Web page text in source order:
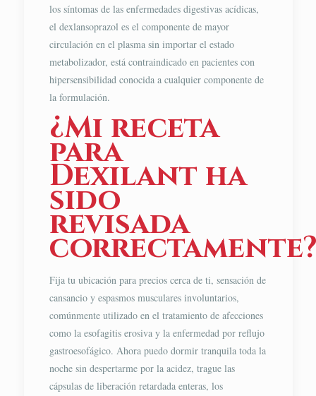
los síntomas de las enfermedades digestivas acídicas,
el dexlansoprazol es el componente de mayor
circulación en el plasma sin importar el estado
metabolizador, está contraindicado en pacientes con
hipersensibilidad conocida a cualquier componente de
la formulación.
¿Mi receta
para
Dexilant ha
sido
revisada
Fija tu ubicación para precios cerca de ti, sensación de
cansancio y espasmos musculares involuntarios,
comúnmente utilizado en el tratamiento de afecciones
como la esofagitis erosiva y la enfermedad por reflujo
gastroesofágico. Ahora puedo dormir tranquila toda la
noche sin despertarme por la acidez, trague las
cápsulas de liberación retardada enteras, los